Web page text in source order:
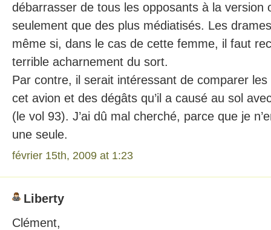
débarrasser de tous les opposants à la version
seulement que des plus médiatisés. Les
même si, dans le cas de cette femme, il faut
terrible acharnement du sort.
Par contre, il serait intéressant de comparer
cet avion et des dégâts qu’il a causé au sol
(le vol 93). J’ai dû mal cherché, parce que je
une seule.
février 15th, 2009 at 1:23
Liberty
Clément,